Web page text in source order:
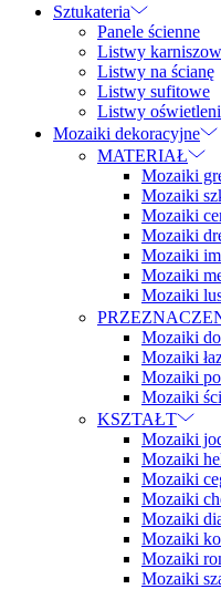
Sztukateria
Panele ścienne
Listwy
Listwy na ścianę
Listwy sufitowe
Listwy
Mozaiki dekoracyjne
MATERIAŁ
Mozaiki
Mozaiki
Mozaiki
Mozaiki
Mozaiki
Mozaiki
Mozaiki
Mozaiki
Mozaiki
Mozaiki
Mozaiki
KSZTAŁT
Mozaiki
Mozaiki
Mozaiki
Mozaiki
Mozaiki
Mozaiki
Mozaiki
Mozaiki